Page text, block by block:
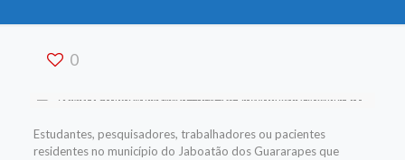
0
Estudantes, pesquisadores, trabalhadores ou pacientes
residentes no município do Jaboatão dos Guararapes que